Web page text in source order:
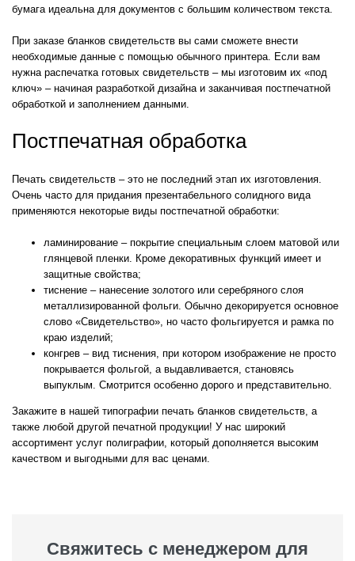
бумага идеальна для документов с большим количеством текста.
При заказе бланков свидетельств вы сами сможете внести
необходимые данные с помощью обычного принтера. Если вам
нужна распечатка готовых свидетельств – мы изготовим их «под
ключ» – начиная разработкой дизайна и заканчивая постпечатной
обработкой и заполнением данными.
Постпечатная обработка
Печать свидетельств – это не последний этап их изготовления.
Очень часто для придания презентабельного солидного вида
применяются некоторые виды постпечатной обработки:
ламинирование – покрытие специальным слоем матовой или
глянцевой пленки. Кроме декоративных функций имеет и
защитные свойства;
тиснение – нанесение золотого или серебряного слоя
металлизированной фольги. Обычно декорируется основное
слово «Свидетельство», но часто фольгируется и рамка по
краю изделий;
конгрев – вид тиснения, при котором изображение не просто
покрывается фольгой, а выдавливается, становясь
выпуклым. Смотрится особенно дорого и представительно.
Закажите в нашей типографии печать бланков свидетельств, а
также любой другой печатной продукции! У нас широкий
ассортимент услуг полиграфии, который дополняется высоким
качеством и выгодными для вас ценами.
Свяжитесь с менеджером для